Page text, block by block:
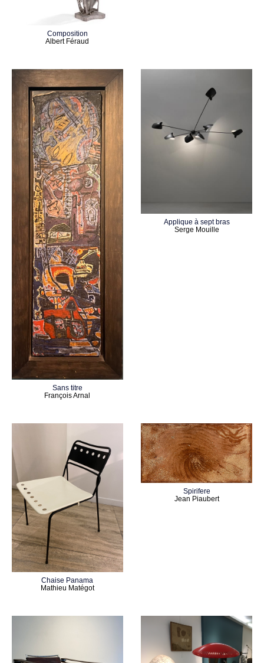
Composition
Albert Féraud
Sans titre
François Arnal
Applique à sept bras
Serge Mouille
Chaise Panama
Mathieu Matégot
Spirifere
Jean Piaubert